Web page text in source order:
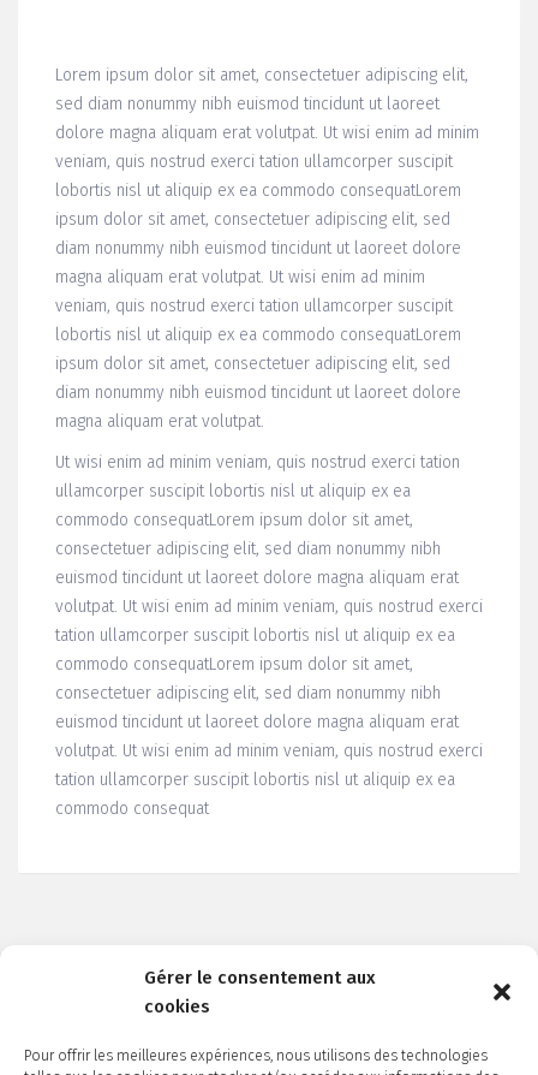
Gérer le consentement aux
cookies
Pour offrir les meilleures expériences, nous utilisons des technologies
Lorem ipsum dolor sit amet, consectetuer adipiscing elit,
sed diam nonummy nibh euismod tincidunt ut laoreet
dolore magna aliquam erat volutpat. Ut wisi enim ad minim
veniam, quis nostrud exerci tation ullamcorper suscipit
lobortis nisl ut aliquip ex ea commodo consequatLorem
ipsum dolor sit amet, consectetuer adipiscing elit, sed
diam nonummy nibh euismod tincidunt ut laoreet dolore
magna aliquam erat volutpat. Ut wisi enim ad minim
veniam, quis nostrud exerci tation ullamcorper suscipit
lobortis nisl ut aliquip ex ea commodo consequatLorem
ipsum dolor sit amet, consectetuer adipiscing elit, sed
diam nonummy nibh euismod tincidunt ut laoreet dolore
magna aliquam erat volutpat.
Ut wisi enim ad minim veniam, quis nostrud exerci tation
ullamcorper suscipit lobortis nisl ut aliquip ex ea
commodo consequatLorem ipsum dolor sit amet,
consectetuer adipiscing elit, sed diam nonummy nibh
euismod tincidunt ut laoreet dolore magna aliquam erat
volutpat. Ut wisi enim ad minim veniam, quis nostrud exerci
tation ullamcorper suscipit lobortis nisl ut aliquip ex ea
commodo consequatLorem ipsum dolor sit amet,
consectetuer adipiscing elit, sed diam nonummy nibh
euismod tincidunt ut laoreet dolore magna aliquam erat
volutpat. Ut wisi enim ad minim veniam, quis nostrud exerci
tation ullamcorper suscipit lobortis nisl ut aliquip ex ea
commodo consequat